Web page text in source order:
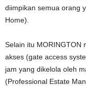
diimpikan semua orang
Home).
Selain itu MORINGTON
akses (gate access
jam yang dikelola oleh
(Professional Estate